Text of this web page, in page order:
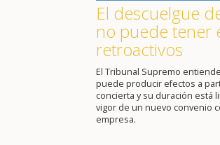
El descuelgue
no puede tener
retroactivos
El Tribunal Supremo
puede producir efectos a
concierta y su duración está
vigor de un nuevo convenio
empresa.